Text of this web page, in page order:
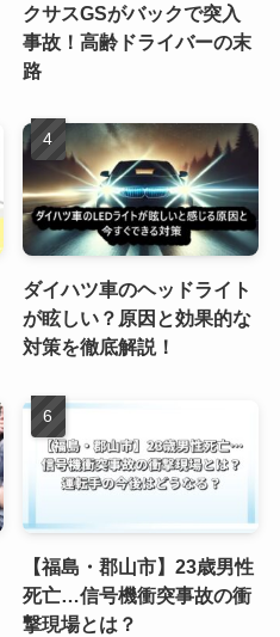
クサスGSがバックで突入
事故！高齢ドライバーの末
路
ダイハツ車のヘッドライト
が眩しい？原因と効果的な
対策を徹底解説！
【福島・郡山市】23歳男性
死亡…信号機衝突事故の衝
撃現場とは？